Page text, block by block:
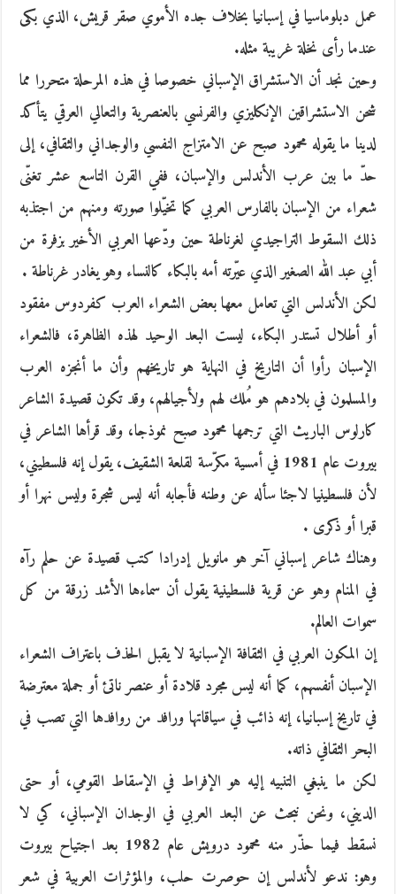
عمل دبلوماسيا في إسبانيا بخلاف جده الأموي صقر قريش، الذي بكى
عندما رأى نخلة غريبة مثله.
وحين نجد أن الاستشراق الإسباني خصوصا في هذه المرحلة متحررا مما
شحن الاستشراقين الإنكليزي والفرنسي بالعنصرية والتعالي العرقي يتأكد
لدينا ما يقوله محمود صبح عن الامتزاج النفسي والوجداني والثقافي، إلى
حدّ ما بين عرب الأندلس والإسبان، ففي القرن التاسع عشر تغنّى
شعراء من الإسبان بالفارس العربي كما تخيّلوا صورته ومنهم من اجتذبه
ذلك السقوط التراجيدي لغرناطة حين ودّعها العربي الأخير بزفرة من
أبي عبد الله الصغير الذي عيّرته أمه بالبكاء كالنساء وهو يغادر غرناطة .
لكن الأندلس التي تعامل معها بعض الشعراء العرب كفردوس مفقود
أو أطلال تستدر البكاء، ليست البعد الوحيد لهذه الظاهرة، فالشعراء
الإسبان رأوا أن التاريخ في النهاية هو تاريخهم وأن ما أنجزه العرب
والمسلمون في بلادهم هو مُلك لهم ولأجيالهم، وقد تكون قصيدة الشاعر
كارلوس الباريث التي ترجمها محمود صبح نموذجا، وقد قرأها الشاعر في
بيروت عام 1981 في أمسية مكرّسة لقلعة الشقيف، يقول إنه فلسطيني،
لأن فلسطينيا لاجئا سأله عن وطنه فأجابه أنه ليس شجرة وليس نهرا أو
قبرا أو ذكرى .
وهناك شاعر إسباني آخر هو مانويل إدرادا كتب قصيدة عن حلم رآه
في المنام وهو عن قرية فلسطينية يقول أن سماءها الأشد زرقة من كل
سموات العالم.
إن المكون العربي في الثقافة الإسبانية لا يقبل الحذف باعتراف الشعراء
الإسبان أنفسهم، كما أنه ليس مجرد قلادة أو عنصر ناتئ أو جملة معترضة
في تاريخ إسبانيا، إنه ذائب في سياقاتها ورافد من روافدها التي تصب في
البحر الثقافي ذاته.
لكن ما ينبغي التنبيه إليه هو الإفراط في الإسقاط القومي، أو حتى
الديني، ونحن نبحث عن البعد العربي في الوجدان الإسباني، كي لا
نسقط فيما حذّر منه محمود درويش عام 1982 بعد اجتياح بيروت
وهو: ندعو لأندلس إن حوصرت حلب، والمؤثرات العربية في شعر